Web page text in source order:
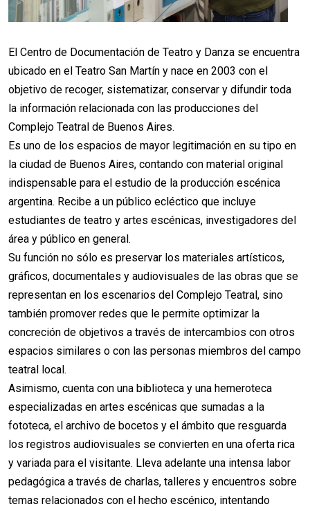
El Centro de Documentación de Teatro y Danza se encuentra
ubicado en el Teatro San Martín y nace en 2003 con el
objetivo de recoger, sistematizar, conservar y difundir toda
la información relacionada con las producciones del
Complejo Teatral de Buenos Aires.
Es uno de los espacios de mayor legitimación en su tipo en
la ciudad de Buenos Aires, contando con material original
indispensable para el estudio de la producción escénica
argentina. Recibe a un público ecléctico que incluye
estudiantes de teatro y artes escénicas, investigadores del
área y público en general.
Su función no sólo es preservar los materiales artísticos,
gráficos, documentales y audiovisuales de las obras que se
representan en los escenarios del Complejo Teatral, sino
también promover redes que le permite optimizar la
concreción de objetivos a través de intercambios con otros
espacios similares o con las personas miembros del campo
teatral local.
Asimismo, cuenta con una biblioteca y una hemeroteca
especializadas en artes escénicas que sumadas a la
fototeca, el archivo de bocetos y el ámbito que resguarda
los registros audiovisuales se convierten en una oferta rica
y variada para el visitante. Lleva adelante una intensa labor
pedagógica a través de charlas, talleres y encuentros sobre
temas relacionados con el hecho escénico, intentando